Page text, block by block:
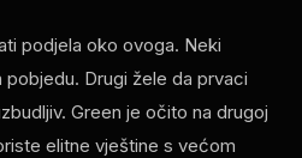
podjela oko ovoga. Neki
Drugi žele da prvaci
Green je očito na drugoj
elitne vještine s većom